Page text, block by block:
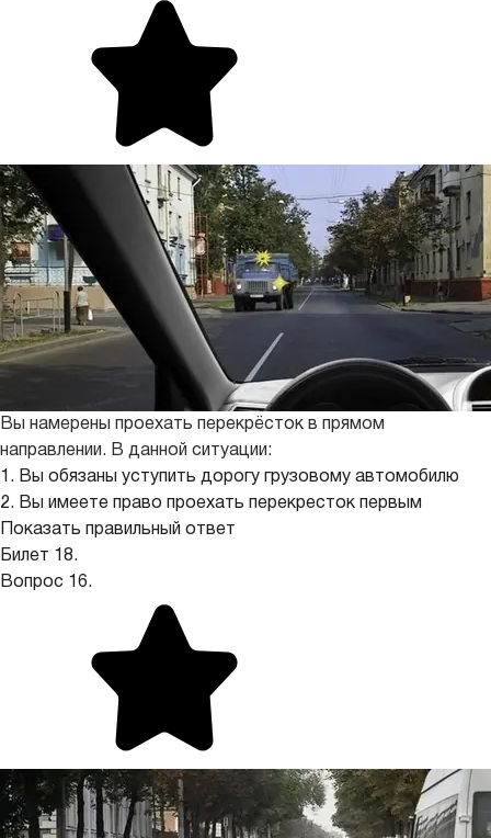
Вы намерены проехать перекрёсток в прямом
направлении. В данной ситуации:
1. Вы обязаны уступить дорогу грузовому автомобилю
2. Вы имеете право проехать перекресток первым
Показать правильный ответ
Билет 18.
Вопрос 16.